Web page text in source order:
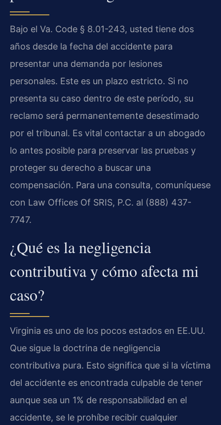
Bajo el Va. Code § 8.01-243, usted tiene dos
años desde la fecha del accidente para
presentar una demanda por lesiones
personales. Este es un plazo estricto. Si no
presenta su caso dentro de este período, su
reclamo será permanentemente desestimado
por el tribunal. Es vital contactar a un abogado
lo antes posible para preservar las pruebas y
proteger su derecho a buscar una
compensación. Para una consulta, comuníquese
con Law Offices Of SRIS, P.C. al (888) 437-
7747.
¿Qué es la negligencia
contributiva y cómo afecta mi
caso?
Virginia es uno de los pocos estados en EE.UU.
Que sigue la doctrina de negligencia
contributiva pura. Esto significa que si la víctima
del accidente es encontrada culpable de tener
aunque sea un 1% de responsabilidad en el
accidente, se le prohíbe recibir cualquier